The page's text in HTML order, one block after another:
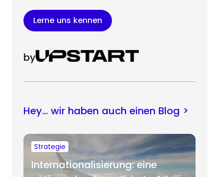
Lerne uns kennen
by
Hey… wir haben auch einen Blog >
Strategie
Internationalisierung: eine